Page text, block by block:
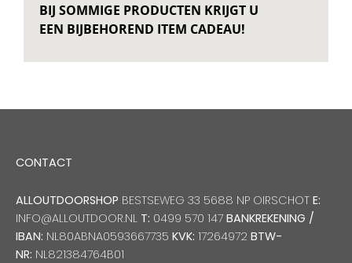
BIJ SOMMIGE PRODUCTEN KRIJGT U
EEN BIJBEHOREND ITEM CADEAU!
CONTACT
ALLOUTDOORSHOP BESTSEWEG 33 5688 NP OIRSCHOT E:
INFO@ALLOUTDOOR.NL T: 0499 570 147 BANKREKENING /
IBAN: NL80ABNA0593667735 KVK: 17264972 BTW-
NR: NL821384764B01